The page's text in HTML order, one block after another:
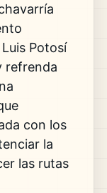
Potosí
refrenda
con los
la
las rutas